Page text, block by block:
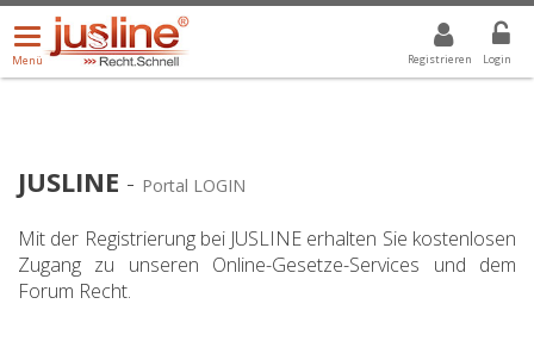
Registrieren Login
Menü
öffnen/schließen
Menü
ALLE DROPDOWN: GEWÄHLTER WERT IST ALLE
JUSLINE - Portal LOGIN
Mit der Registrierung bei JUSLINE erhalten Sie kostenlosen
Zugang zu unseren Online-Gesetze-Services und dem
Forum Recht.